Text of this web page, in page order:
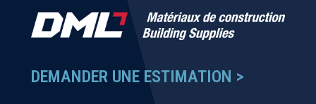
DEMANDER UNE ESTIMATION >